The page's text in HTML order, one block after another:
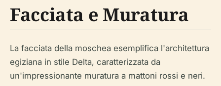
Facciata e Muratura
La facciata della moschea esemplifica l'architettura
egiziana in stile Delta, caratterizzata da
un'impressionante muratura a mattoni rossi e neri.